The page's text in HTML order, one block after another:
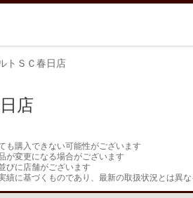
トＳＣ春日店
店
も購入できない可能性がございます
が変更になる場合がございます
びに店舗がございます
績に基づくものであり、最新の取扱状況とは異